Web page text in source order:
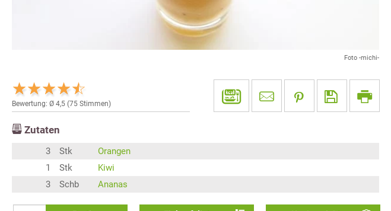
Foto -michi-
Bewertung: Ø 4,5 (75 Stimmen)
Zutaten
3 Stk
Orangen
1
Stk
Kiwi
3
Schb Ananas